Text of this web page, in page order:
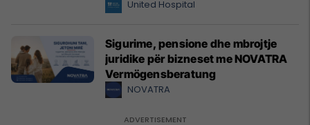
shëndetësor me standarde
United Hospital
Sigurime, pensione dhe mbrojtje
juridike për bizneset me NOVATRA
Vermögensberatung
NOVATRA